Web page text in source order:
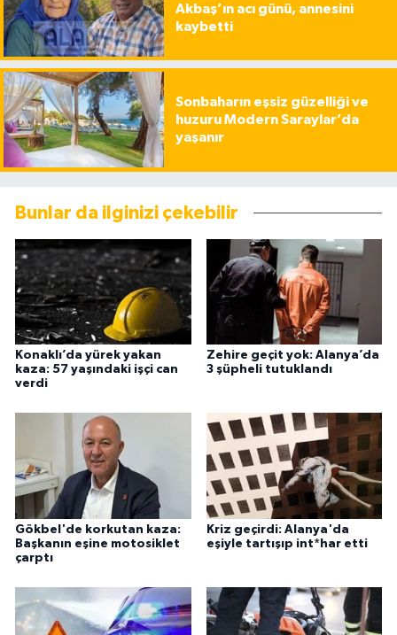
Akbaş’ın acı günü, annesini
kaybetti
Sonbaharın eşsiz güzelliği ve
huzuru Modern Saraylar’da
yaşanır
Bunlar da ilginizi çekebilir
Konaklı’da yürek yakan
kaza: 57 yaşındaki işçi can
verdi
Zehire geçit yok: Alanya’da
3 şüpheli tutuklandı
Gökbel'de korkutan kaza:
Başkanın eşine motosiklet
çarptı
Kriz geçirdi: Alanya'da
eşiyle tartışıp int*har etti